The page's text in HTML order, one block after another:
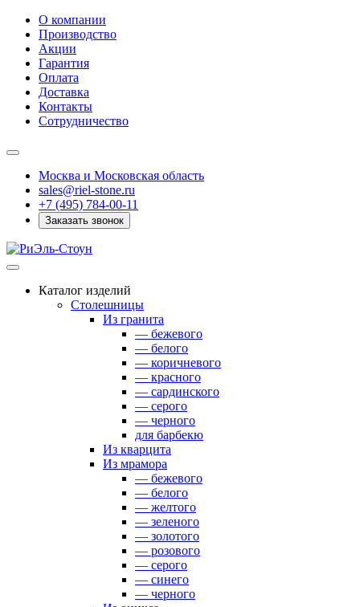
О компании
Производство
Акции
Гарантия
Оплата
Доставка
Контакты
Сотрудничество
Москва и Московская область
sales@riel-stone.ru
+7 (495) 784-00-11
Заказать звонок
Каталог изделий
Столешницы
Из гранита
— бежевого
— белого
— коричневого
— красного
— сардинского
— серого
— черного
для барбекю
Из кварцита
Из мрамора
— бежевого
— белого
— желтого
— зеленого
— золотого
— розового
— серого
— синего
— черного